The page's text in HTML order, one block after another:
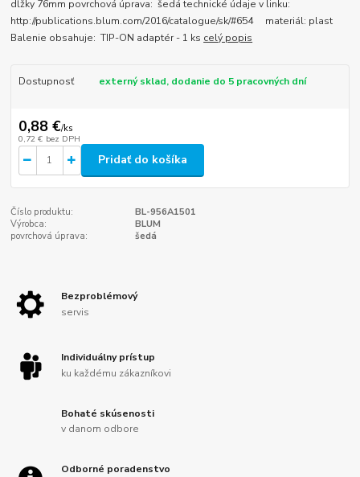
dĺžky 76mm povrchová úprava: šedá technické údaje v linku:
http://publications.blum.com/2016/catalogue/sk/#654 materiál: plast
Balenie obsahuje: TIP-ON adaptér - 1 ks celý popis
Dostupnosť externý sklad, dodanie do 5 pracovných dní
0,88 €/ks
0,72 € bez DPH
Pridať do košíka
Číslo produktu:
BL-956A1501
Výrobca:
BLUM
povrchová úprava:
šedá
Bezproblémový
servis
Individuálny prístup
ku každému zákazníkovi
Bohaté skúsenosti
v danom odbore
Odborné poradenstvo